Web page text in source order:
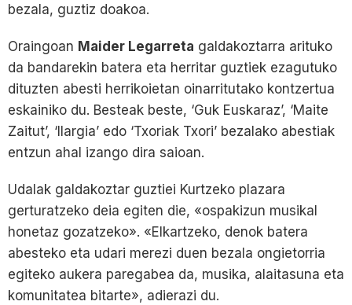
bezala, guztiz doakoa.
Oraingoan Maider Legarreta galdakoztarra arituko
da bandarekin batera eta herritar guztiek ezagutuko
dituzten abesti herrikoietan oinarritutako kontzertua
eskainiko du. Besteak beste, ‘Guk Euskaraz’, ‘Maite
Zaitut’, ‘Ilargia’ edo ‘Txoriak Txori’ bezalako abestiak
entzun ahal izango dira saioan.
Udalak galdakoztar guztiei Kurtzeko plazara
gerturatzeko deia egiten die, «ospakizun musikal
honetaz gozatzeko». «Elkartzeko, denok batera
abesteko eta udari merezi duen bezala ongietorria
egiteko aukera paregabea da, musika, alaitasuna eta
komunitatea bitarte», adierazi du.